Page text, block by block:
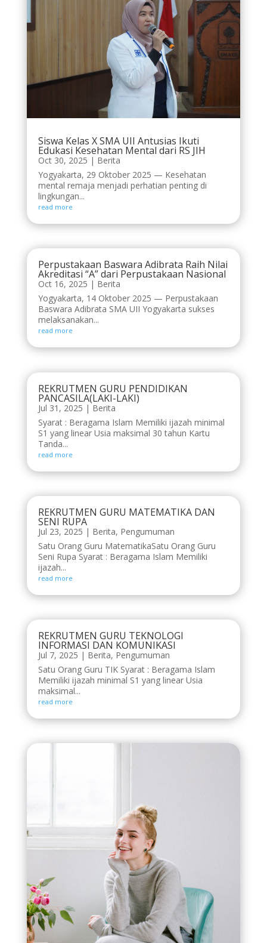
Siswa Kelas X SMA UII Antusias Ikuti
Edukasi Kesehatan Mental dari RS JIH
Oct 30, 2025 | Berita
Yogyakarta, 29 Oktober 2025 — Kesehatan
mental remaja menjadi perhatian penting di
lingkungan...
read more
Perpustakaan Baswara Adibrata Raih Nilai
Akreditasi “A” dari Perpustakaan Nasional
Oct 16, 2025 | Berita
Yogyakarta, 14 Oktober 2025 — Perpustakaan
Baswara Adibrata SMA UII Yogyakarta sukses
melaksanakan...
read more
REKRUTMEN GURU PENDIDIKAN
PANCASILA(LAKI-LAKI)
Jul 31, 2025 | Berita
Syarat : Beragama Islam Memiliki ijazah minimal
S1 yang linear Usia maksimal 30 tahun Kartu
Tanda...
read more
REKRUTMEN GURU MATEMATIKA DAN
SENI RUPA
Jul 23, 2025 | Berita, Pengumuman
Satu Orang Guru MatematikaSatu Orang Guru
Seni Rupa Syarat : Beragama Islam Memiliki
ijazah...
read more
REKRUTMEN GURU TEKNOLOGI
INFORMASI DAN KOMUNIKASI
Jul 7, 2025 | Berita, Pengumuman
Satu Orang Guru TIK Syarat : Beragama Islam
Memiliki ijazah minimal S1 yang linear Usia
maksimal...
read more